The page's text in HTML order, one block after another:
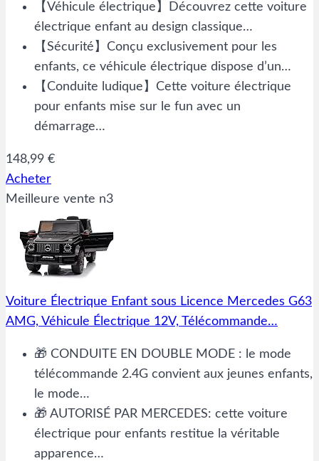
【Véhicule électrique】Découvrez cette voiture
électrique enfant au design classique…
【Sécurité】Conçu exclusivement pour les
enfants, ce véhicule électrique dispose d’un…
【Conduite ludique】Cette voiture électrique
pour enfants mise sur le fun avec un
démarrage…
148,99 €
Acheter
Meilleure vente n3
Voiture Électrique Enfant sous Licence Mercedes G63
AMG, Véhicule Électrique 12V, Télécommande…
🎁 CONDUITE EN DOUBLE MODE : le mode
télécommande 2.4G convient aux jeunes enfants,
le mode…
🎁 AUTORISÉ PAR MERCEDES: cette voiture
électrique pour enfants restitue la véritable
apparence…